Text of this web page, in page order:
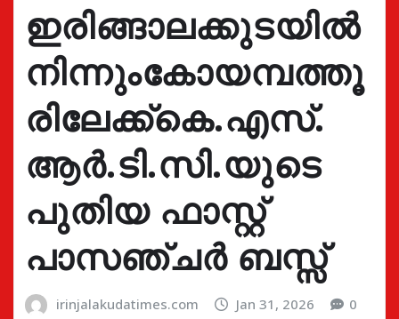
ഇരിങ്ങാലക്കുടയിൽ
നിന്നുംകോയമ്പത്തൂ
രിലേക്ക്കെ.എസ്.
ആർ.ടി.സി.യുടെ
പുതിയ ഫാസ്റ്റ്
പാസഞ്ചർ ബസ്സ്
irinjalakudatimes.com Jan 31, 2026 0